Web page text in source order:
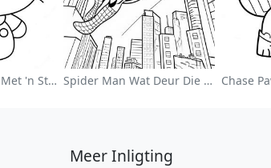
Oulike Hello Kitty Met 'n Strik Inkleurblad Spider Man Wat Deur Die Stad Swang Inkleurblad
Meer Inligting